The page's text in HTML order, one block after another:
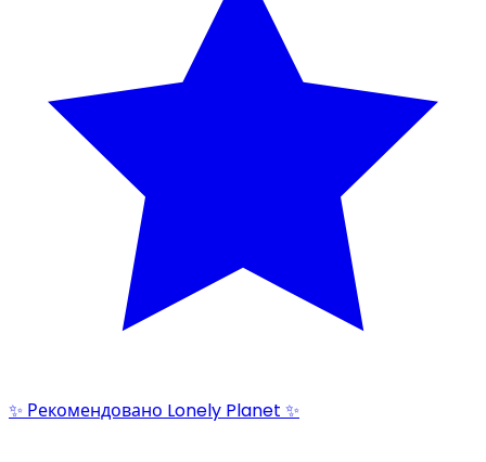
✨ Рекомендовано Lonely Planet ✨